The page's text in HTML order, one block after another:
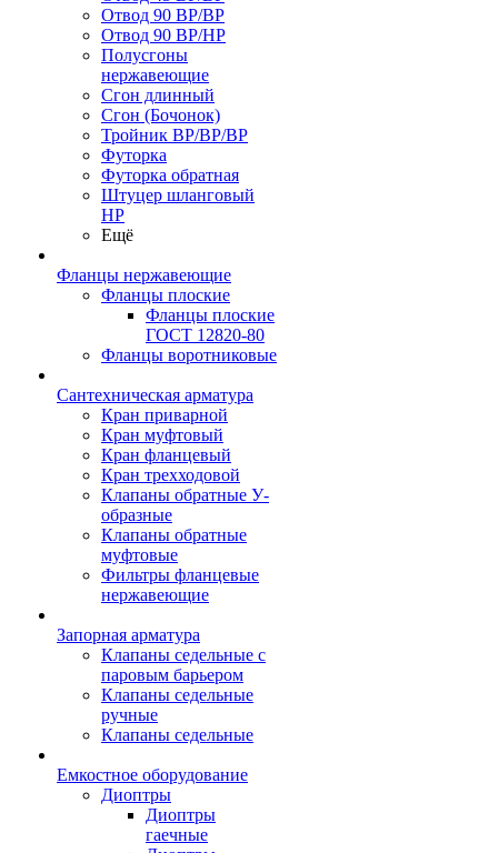
Отвод 90 ВР/ВР
Отвод 90 ВР/НР
Полусгоны
нержавеющие
Сгон длинный
Сгон (Бочонок)
Тройник ВР/ВР/ВР
Футорка
Футорка обратная
Штуцер шланговый
НР
Ещё
Фланцы нержавеющие
Фланцы плоские
Фланцы плоские
ГОСТ 12820-80
Фланцы воротниковые
Сантехническая арматура
Кран приварной
Кран муфтовый
Кран фланцевый
Кран трехходовой
Клапаны обратные У-
образные
Клапаны обратные
муфтовые
Фильтры фланцевые
нержавеющие
Запорная арматура
Клапаны седельные с
паровым барьером
Клапаны седельные
ручные
Клапаны седельные
Емкостное оборудование
Диоптры
Диоптры
гаечные